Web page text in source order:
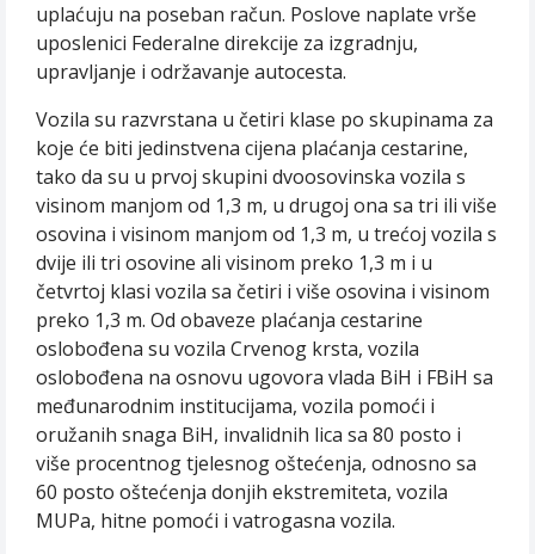
uplaćuju na poseban račun. Poslove naplate vrše
uposlenici Federalne direkcije za izgradnju,
upravljanje i održavanje autocesta.
Vozila su razvrstana u četiri klase po skupinama za
koje će biti jedinstvena cijena plaćanja cestarine,
tako da su u prvoj skupini dvoosovinska vozila s
visinom manjom od 1,3 m, u drugoj ona sa tri ili više
osovina i visinom manjom od 1,3 m, u trećoj vozila s
dvije ili tri osovine ali visinom preko 1,3 m i u
četvrtoj klasi vozila sa četiri i više osovina i visinom
preko 1,3 m. Od obaveze plaćanja cestarine
oslobođena su vozila Crvenog krsta, vozila
oslobođena na osnovu ugovora vlada BiH i FBiH sa
međunarodnim institucijama, vozila pomoći i
oružanih snaga BiH, invalidnih lica sa 80 posto i
više procentnog tjelesnog oštećenja, odnosno sa
60 posto oštećenja donjih ekstremiteta, vozila
MUPa, hitne pomoći i vatrogasna vozila.